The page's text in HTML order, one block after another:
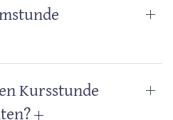
Kursstunde